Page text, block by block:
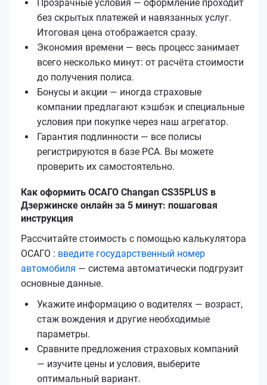
Прозрачные условия — оформление проходит
без скрытых платежей и навязанных услуг.
Итоговая цена отображается сразу.
Экономия времени — весь процесс занимает
всего несколько минут: от расчёта стоимости
до получения полиса.
Бонусы и акции — иногда страховые
компании предлагают кэшбэк и специальные
условия при покупке через наш агрегатор.
Гарантия подлинности — все полисы
регистрируются в базе РСА. Вы можете
проверить их самостоятельно.
Как оформить ОСАГО Changan CS35PLUS в
Дзержинске онлайн за 5 минут: пошаговая
инструкция
Рассчитайте стоимость с помощью калькулятора
ОСАГО : введите государственный номер
автомобиля — система автоматически подгрузит
основные данные.
Укажите информацию о водителях — возраст,
стаж вождения и другие необходимые
параметры.
Сравните предложения страховых компаний
— изучите цены и условия, выберите
оптимальный вариант.